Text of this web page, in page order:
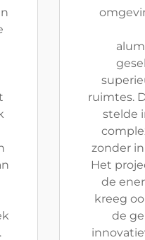
ruimtes.
stelde
zonder
Het
de
kreeg
de